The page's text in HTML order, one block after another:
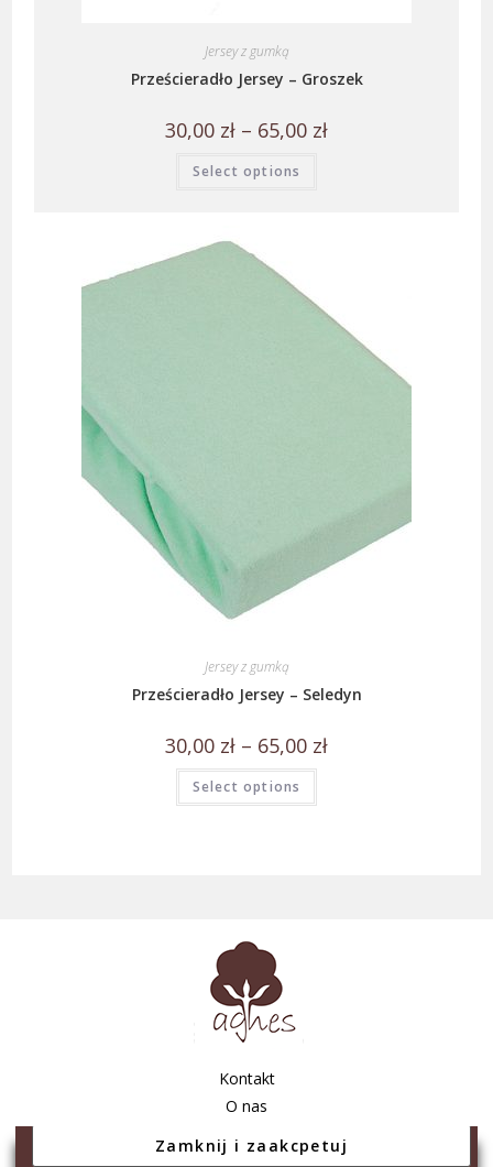
Jersey z gumką
Prześcieradło Jersey – Groszek
30,00 zł – 65,00 zł
Select options
Jersey z gumką
Prześcieradło Jersey – Seledyn
30,00 zł – 65,00 zł
Select options
Kontakt
O nas
Polityka prywatności